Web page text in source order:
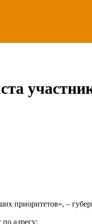
приоритетов», –
адресу: